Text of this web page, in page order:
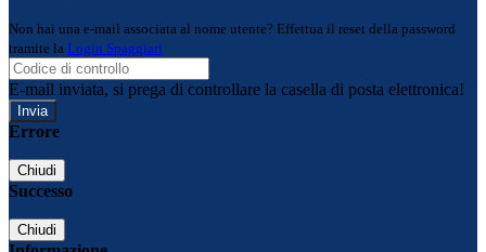
Non hai una e-mail associata al nome utente? Effettua il reset della password
tramite la Login Spaggiari
E-mail inviata, si prega di controllare la casella di posta elettronica!
Errore
Chiudi
Successo
Chiudi